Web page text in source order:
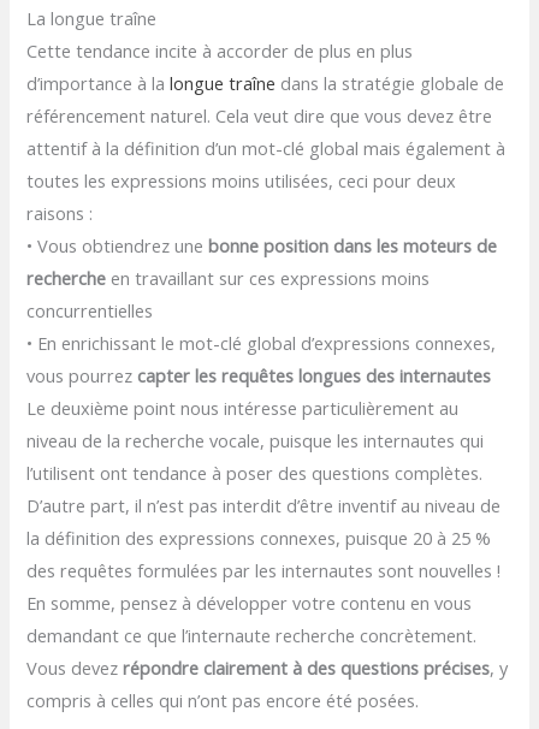
La longue traîne
Cette tendance incite à accorder de plus en plus
d’importance à lalongue traîne dans la stratégie globale de
référencement naturel. Cela veut dire que vous devez être
attentif à la définition d’un mot-clé global mais également à
toutes les expressions moins utilisées, ceci pour deux
raisons :
• Vous obtiendrez unebonne position dans les moteurs de
recherche en travaillant sur ces expressions moins
concurrentielles
• En enrichissant le mot-clé global d’expressions connexes,
vous pourrez capter les requêtes longues des internautes
Le deuxième point nous intéresse particulièrement au
niveau de la recherche vocale, puisque les internautes qui
l’utilisent ont tendance à poser des questions complètes.
D’autre part, il n’est pas interdit d’être inventif au niveau de
la définition des expressions connexes, puisque 20 à 25 %
des requêtes formulées par les internautes sont nouvelles !
En somme, pensez à développer votre contenu en vous
demandant ce que l’internaute recherche concrètement.
Vous devezrépondre clairement à des questions précises, y
compris à celles qui n’ont pas encore été posées.